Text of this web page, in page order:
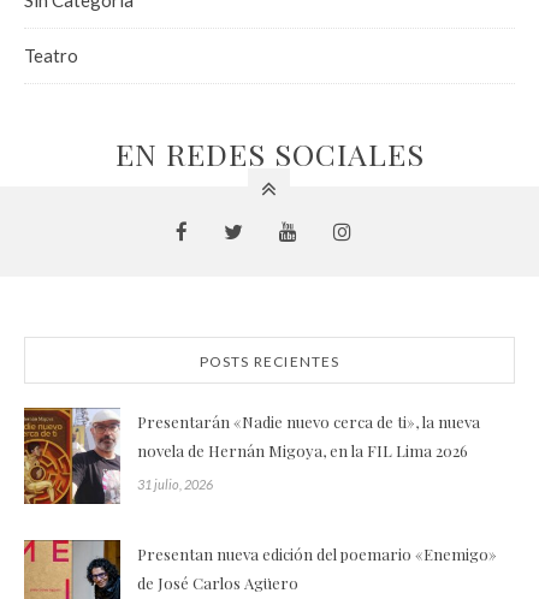
Teatro
EN REDES SOCIALES
POSTS RECIENTES
Presentarán «Nadie nuevo cerca de ti», la nueva
novela de Hernán Migoya, en la FIL Lima 2026
31 julio, 2026
Presentan nueva edición del poemario «Enemigo»
de José Carlos Agüero